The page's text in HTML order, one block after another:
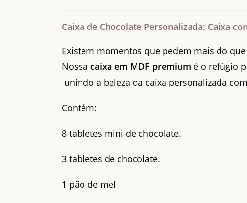
Caixa de Chocolate Personalizada: Caixa
Existem momentos que pedem mais do
Nossa caixa em MDF premium é o refúgio
unindo a beleza da caixa personalizada
Contém:
8 tabletes mini de chocolate.
3 tabletes de chocolate.
1 pão de mel